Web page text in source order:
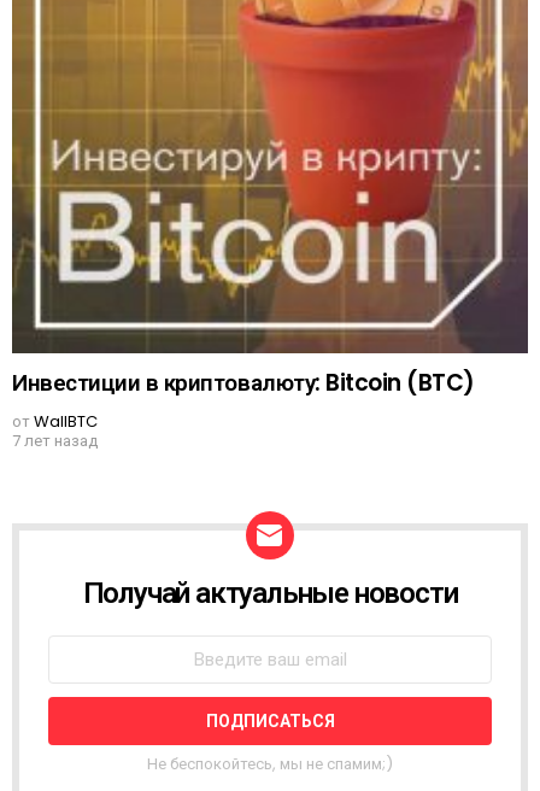
Инвестиции в криптовалюту: Bitcoin (BTC)
отWallBTC
7 лет назад
W
L
T
Получай актуальные новости
Не беспокойтесь, мы не спамим;)